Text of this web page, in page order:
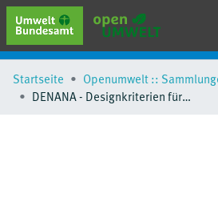
erweiterte Suche
Browse
Startseite Openumwelt ::
DENANA - Designkriterien für nachhaltige Nanomaterialien